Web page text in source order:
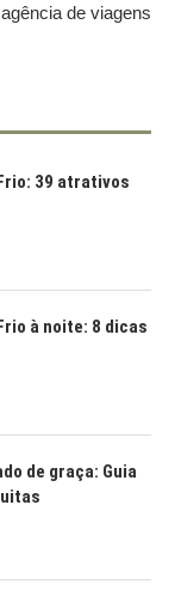
de viagens
39 atrativos
à noite: 8 dicas
de graça: Guia